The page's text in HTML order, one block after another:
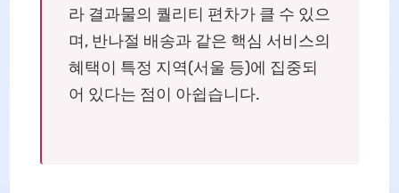
라 결과물의 퀄리티 편차가 클 수 있으
며, 반나절 배송과 같은 핵심 서비스의
혜택이 특정 지역(서울 등)에 집중되
어 있다는 점이 아쉽습니다.